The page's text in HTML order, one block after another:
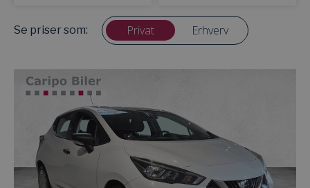
Se priser som: Privat Erhverv